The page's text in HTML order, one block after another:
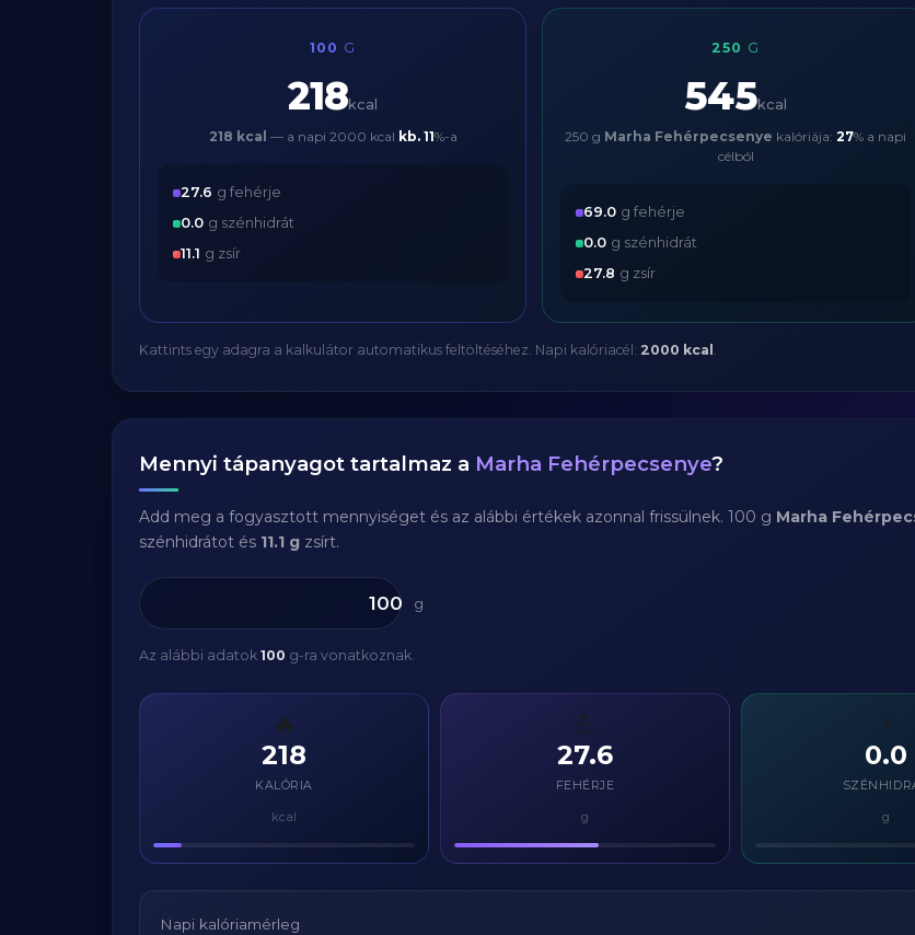
100 G
218kcal
218 kcal — a napi 2000 kcal kb. 11%-a
27.6 g fehérje
0.0 g szénhidrát
11.1 g zsír
250 G
545kcal
250 g Marha Fehérpecsenye kalóriája: 27% a napi
célból
69.0 g fehérje
0.0 g szénhidrát
27.8 g zsír
Kattints egy adagra a kalkulátor automatikus feltöltéséhez. Napi kalóriacél: 2000 kcal .
Mennyi tápanyagot tartalmaz a Marha Fehérpecsenye?
Add meg a fogyasztott mennyiséget és az alábbi értékek azonnal frissülnek. 100 g Marha
szénhidrátot és 11.1 g zsírt.
g
Az alábbi adatok 100 g-ra vonatkoznak.
🔥
218
KALÓRIA
kcal
💪
27.6
FEHÉRJE
g
⚡
0.0
g
Napi kalóriamérleg